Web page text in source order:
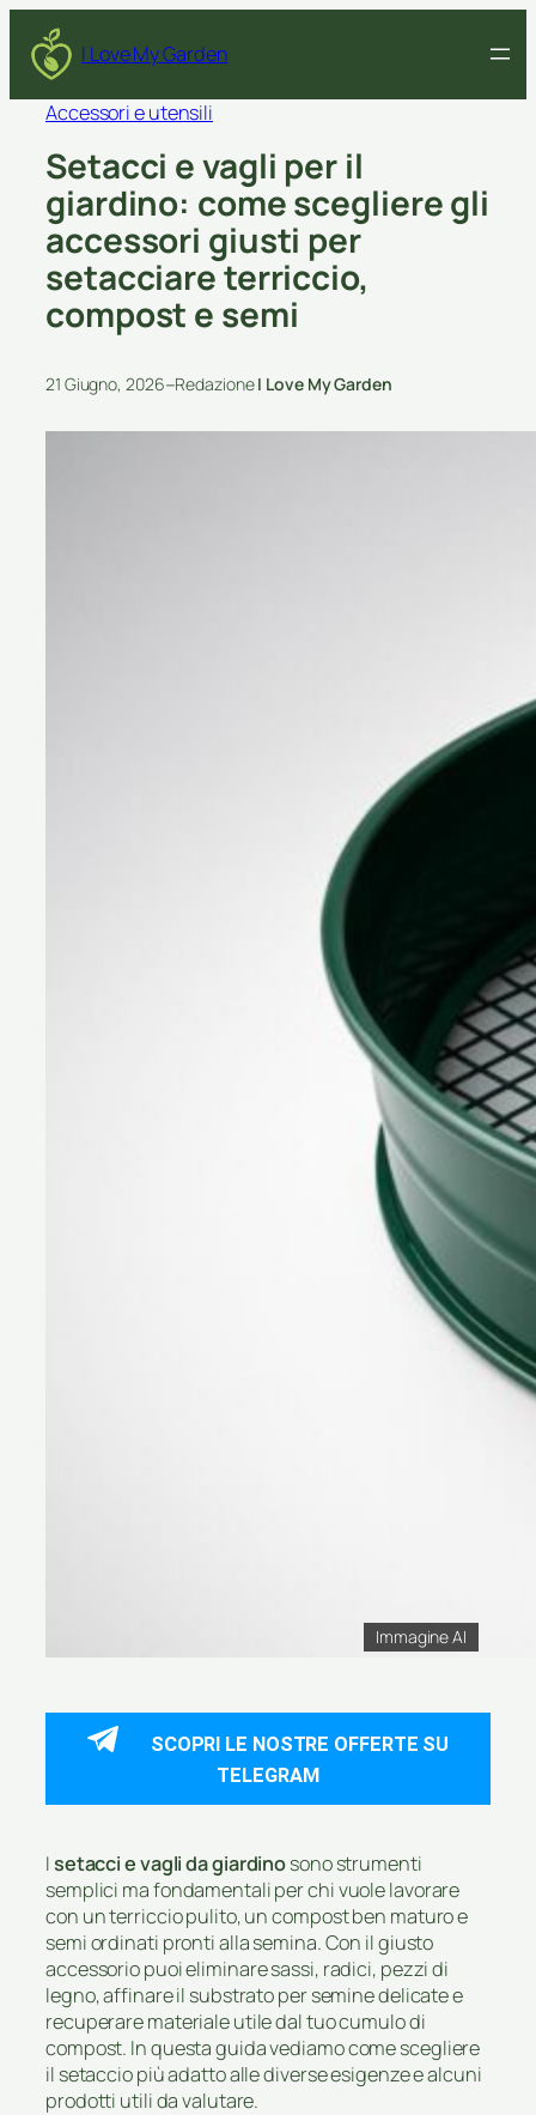
I Love My Garden
Accessori e utensili
Setacci e vagli per il
giardino: come scegliere gli
accessori giusti per
setacciare terriccio,
compost e semi
21 Giugno, 2026–RedazioneI Love My Garden
Immagine AI
SCOPRI LE NOSTRE OFFERTE SU
TELEGRAM
Isetacci e vagli da giardinosono strumenti
semplici ma fondamentali per chi vuole lavorare
con un terriccio pulito, un compost ben maturo e
semi ordinati pronti alla semina. Con il giusto
accessorio puoi eliminare sassi, radici, pezzi di
legno, affinare il substrato per semine delicate e
recuperare materiale utile dal tuo cumulo di
compost. In questa guida vediamo come scegliere
il setaccio più adatto alle diverse esigenze e alcuni
prodotti utili da valutare.